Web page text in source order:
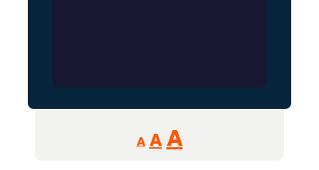
A
Reducir
tamaño
A Restablecer
tamaño
AAumentar